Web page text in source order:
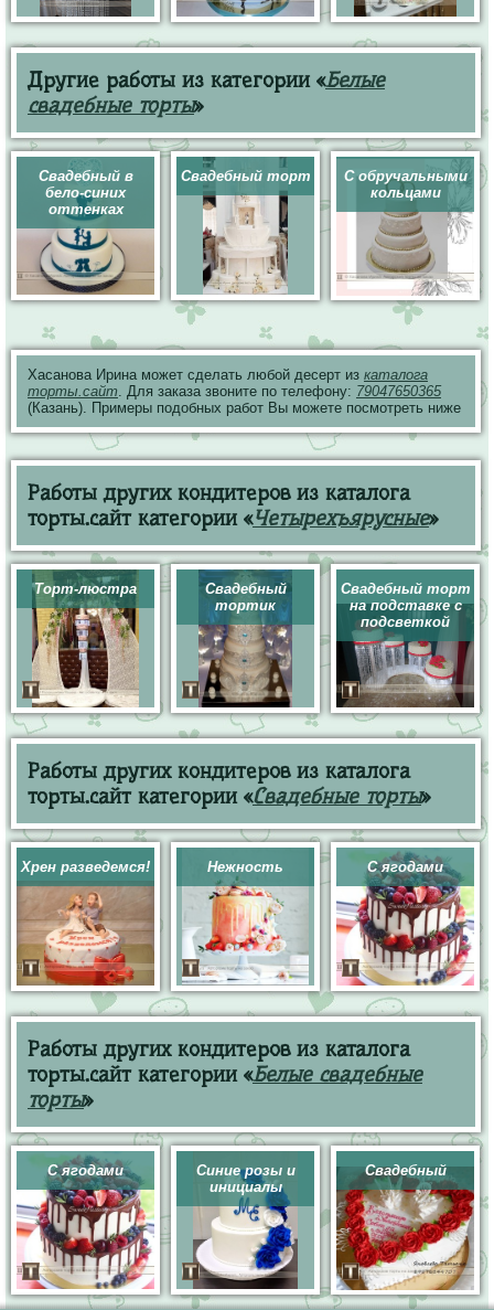
Другие работы из категории «Белые
свадебные торты»
Свадебный в
бело-синих
оттенках
Свадебный торт
С обручальными
кольцами
Хасанова Ирина может сделать любой десерт из каталога
торты.сайт. Для заказа звоните по телефону: 79047650365
(Казань). Примеры подобных работ Вы можете посмотреть ниже
Работы других кондитеров из каталога
торты.сайт категории «Четырехъярусные»
Торт-люстра
Свадебный
тортик
Свадебный торт
на подставке с
подсветкой
Работы других кондитеров из каталога
торты.сайт категории «Свадебные торты»
Хрен разведемся! Нежность С ягодами
Работы других кондитеров из каталога
торты.сайт категории «Белые свадебные
торты»
С ягодами
Синие розы и
инициалы
Свадебный